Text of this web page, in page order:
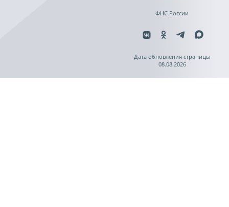
ФНС России
Дата обновления страницы
08.08.2026